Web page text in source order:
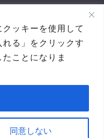
ッキーを使用して
る」をクリックす
ことになりま
同意しない